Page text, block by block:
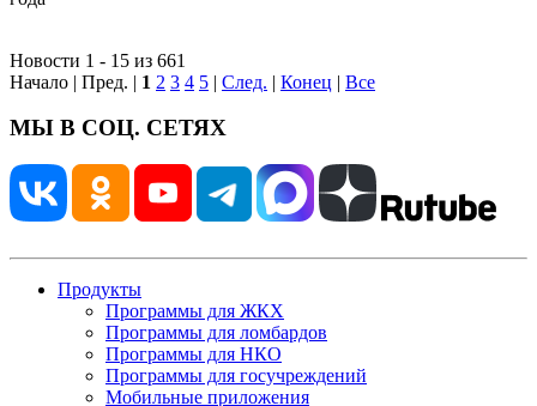
Новости 1 - 15 из 661
Начало | Пред. | 1 2 3 4 5 | След. | Конец | Все
МЫ В СОЦ. СЕТЯХ
Продукты
Программы для ЖКХ
Программы для ломбардов
Программы для НКО
Программы для госучреждений
Мобильные приложения